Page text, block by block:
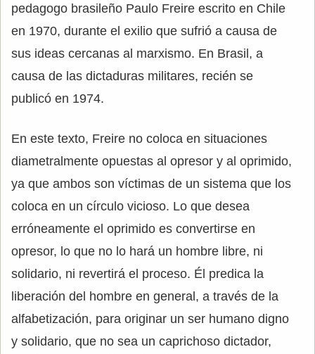
pedagogo brasileño Paulo Freire escrito en Chile
en 1970, durante el exilio que sufrió a causa de
sus ideas cercanas al marxismo. En Brasil, a
causa de las dictaduras militares, recién se
publicó en 1974.
En este texto, Freire no coloca en situaciones
diametralmente opuestas al opresor y al oprimido,
ya que ambos son víctimas de un sistema que los
coloca en un círculo vicioso. Lo que desea
erróneamente el oprimido es convertirse en
opresor, lo que no lo hará un hombre libre, ni
solidario, ni revertirá el proceso. Él predica la
liberación del hombre en general, a través de la
alfabetización, para originar un ser humano digno
y solidario, que no sea un caprichoso dictador,